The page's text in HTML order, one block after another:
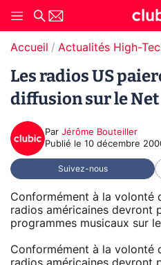
Accueil Actualités High-
Les radios US
diffusion sur le Net
Par Jérôme Bouteiller
Publié le 10 décembre
Suivez-nous
Conformément à la volonté
radios américaines devront
programmes musicaux sur
Conformément à la volonté
radios américaines devront